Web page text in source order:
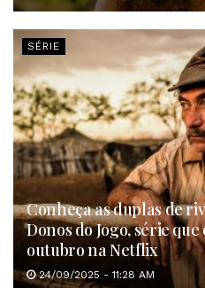
SÉRIE
Conheça as duplas de
Donos do Jogo, série
outubro na Netflix
24/09/2025 - 11:28 AM